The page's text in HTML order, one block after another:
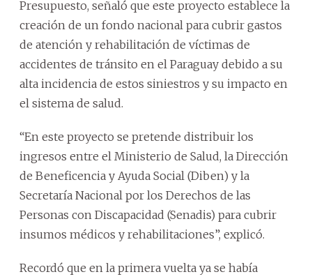
Presupuesto, señaló que este proyecto establece la
creación de un fondo nacional para cubrir gastos
de atención y rehabilitación de víctimas de
accidentes de tránsito en el Paraguay debido a su
alta incidencia de estos siniestros y su impacto en
el sistema de salud.
“En este proyecto se pretende distribuir los
ingresos entre el Ministerio de Salud, la Dirección
de Beneficencia y Ayuda Social (Diben) y la
Secretaría Nacional por los Derechos de las
Personas con Discapacidad (Senadis) para cubrir
insumos médicos y rehabilitaciones”, explicó.
Recordó que en la primera vuelta ya se había